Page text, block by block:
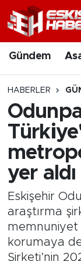
Gündem
HABERLER
yer aldı
Eskişehir
araştırma
memnuniyet
korumaya
Şirketi’nin
Gündem
Asayiş
Siyaset
Spor
Sağlık
Ekonomi
Eğitim
Sanat
Nöbetçi
Hava
Trafik
Süper
Tüm
Son
Haber